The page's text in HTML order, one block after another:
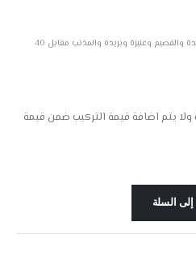
الدفع عند الإستلام متاح حاليا بالرياض وجدة والقصيم وعنيزة وبريده والمذنب مقابل 40
يتم اضافة قيمة التركيب ضمن قيمة
السلة